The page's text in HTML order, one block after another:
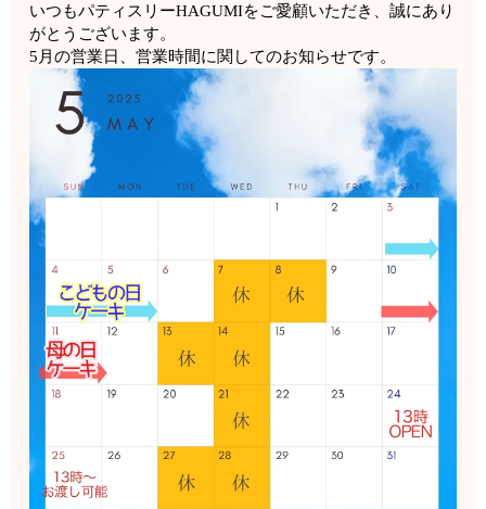
いつもパティスリーHAGUMIをご愛顧いただき、誠にあり
がとうございます。
5月の営業日、営業時間に関してのお知らせです。